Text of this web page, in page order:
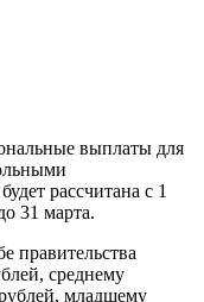
выплаты для
рассчитана с 1
31 марта.
правительства
среднему
младшему